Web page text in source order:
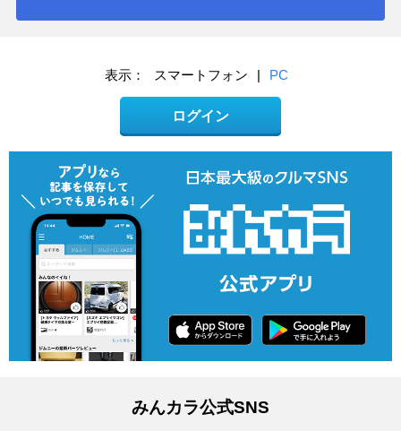
表示： スマートフォン | PC
ログイン
みんカラ公式SNS